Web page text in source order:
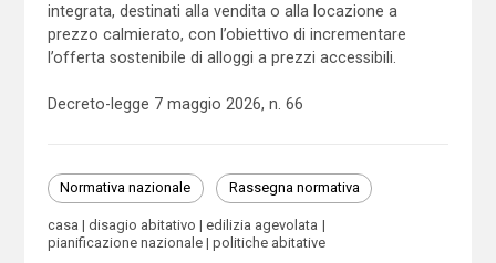
integrata, destinati alla vendita o alla locazione a
prezzo calmierato, con l’obiettivo di incrementare
l’offerta sostenibile di alloggi a prezzi accessibili.
Decreto-legge 7 maggio 2026, n. 66
Normativa nazionale Rassegna normativa
casa disagio abitativo
edilizia agevolata
pianificazione nazionale
politiche abitative